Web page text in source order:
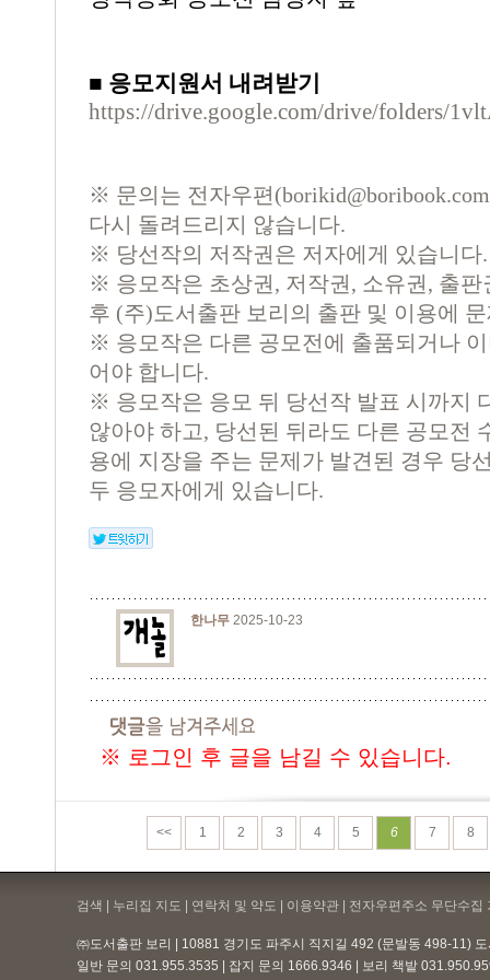
■ 응모지원서 내려받기
https://drive.google.com/drive/folders/
※ 문의는 전자우편(borikid@boribook.com
다시 돌려드리지 않습니다.
※ 당선작의 저작권은 저자에게 있습니다.
※ 응모작은 초상권, 저작권, 소유권, 출판
후 (주)도서출판 보리의 출판 및 이용에
※ 응모작은 다른 공모전에 출품되거나
어야 합니다.
※ 응모작은 응모 뒤 당선작 발표 시까지
않아야 하고, 당선된 뒤라도 다른 공모전
용에 지장을 주는 문제가 발견된 경우 당
두 응모자에게 있습니다.
한나무 2025-10-23
※ 로그인 후 글을 남길 수 있습니다.
<< 1 2 3 4 5 6 7 8
검색 | 누리집 지도 | 연락처 및 약도 | 이용약관 | 전자우편주소 무단수집
㈜도서출판 보리 | 10881 경기도 파주시 직지길 492 (문발동 498-11)
일반 문의 031.955.3535 | 잡지 문의 1666.9346 | 보리 책밭